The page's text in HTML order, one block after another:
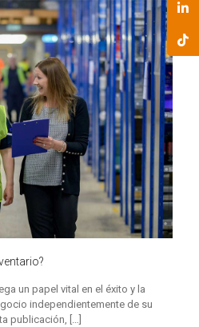
un papel vital en el éxito y la
independientemente de su
publicación, […]